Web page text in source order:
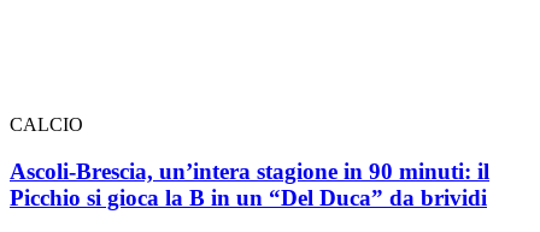
CALCIO
Ascoli-Brescia, un’intera stagione in 90 minuti: il
Picchio si gioca la B in un “Del Duca” da brividi